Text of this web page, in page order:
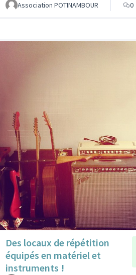
Association POTINAMBOUR 0
Des locaux de répétition
équipés en matériel et
instruments !